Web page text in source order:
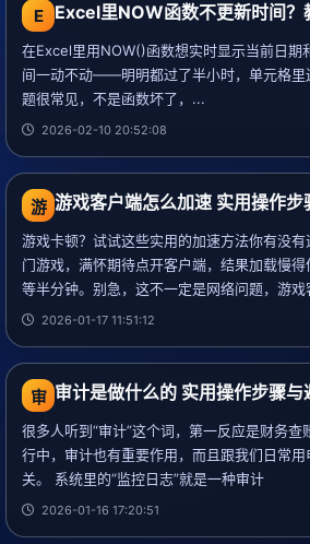
E Excel里NOW函数不更新时间？
在Excel里用NOW()函数想实时显示当前日期
间一动不动——明明都过了半小时，单元格里
题很常见，不是函数坏了，...
2026-02-10 20:52:08
游 游戏客户端怎么加速 实用操作步
游戏卡顿？试试这些实用的加速方法你有没
门游戏，满怀期待点开客户端，结果加载慢
等半分钟。别急，这不一定是网络问题，游戏
2026-01-17 11:51:12
审 审计是做什么的 实用操作步骤与
很多人听到“审计”这个词，第一反应是财务
行中，审计也有重要作用，而且跟我们日常
关。 系统里的“监控日志”就是一种审计
2026-01-16 17:20:51